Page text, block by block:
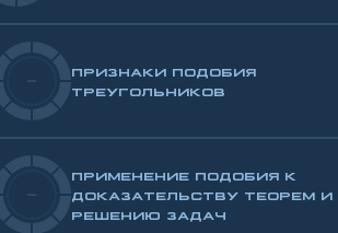
-
ПРИЗНАКИ ПОДОБИЯ
ТРЕУГОЛЬНИКОВ
-
ПРИМЕНЕНИЕ ПОДОБИЯ К
ДОКАЗАТЕЛЬСТВУ ТЕОРЕМ И
РЕШЕНИЮ ЗАДАЧ